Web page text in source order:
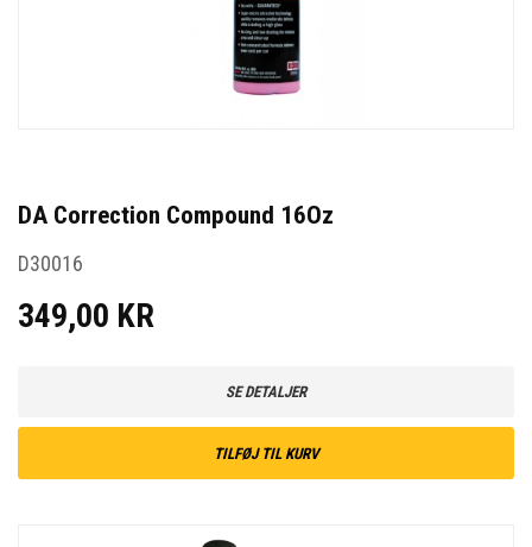
DA Correction Compound 16Oz
D30016
349,00 KR
SE DETALJER
TILFØJ TIL KURV